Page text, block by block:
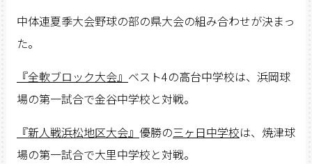
中体連夏季大会野球の部の県大会の組み合わせが決まっ
た。
『全軟ブロック大会』 ベスト4の高台中学校は、浜岡球
場の第一試合で金谷中学校と対戦。
『新人戦浜松地区大会』 優勝の三ヶ日中学校は、焼津球
場の第一試合で大里中学校と対戦。